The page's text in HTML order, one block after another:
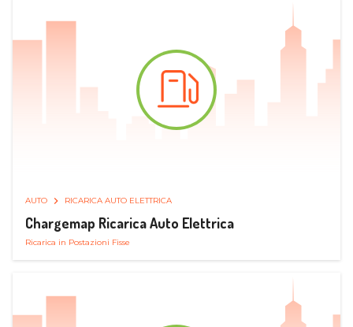
AUTO RICARICA AUTO ELETTRICA
Chargemap Ricarica Auto Elettrica
Ricarica in Postazioni Fisse